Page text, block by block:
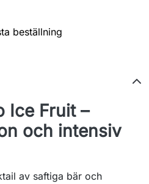
beställning
Ice Fruit –
och intensiv
av saftiga bär och